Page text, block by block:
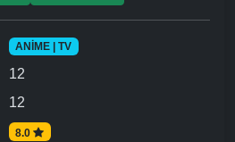
ANIME | TV
12
12
8.0